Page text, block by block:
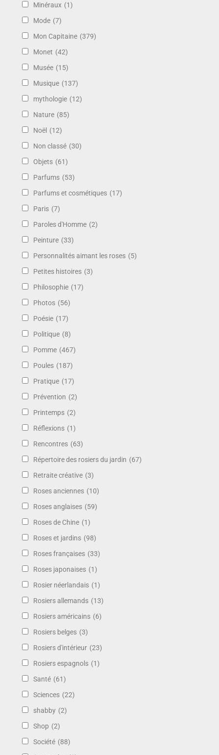
Minéraux (1)
Mode (7)
Mon Capitaine (379)
Monet (42)
Musée (15)
Musique (137)
mythologie (12)
Nature (85)
Noël (12)
Non classé (30)
Objets (61)
Parfums (53)
Parfums et cosmétiques (17)
Paris (7)
Paroles d'Homme (2)
Peinture (33)
Personnalités aimant les roses (5)
Petites histoires (3)
Philosophie (17)
Photos (56)
Poésie (17)
Politique (8)
Pomme (467)
Poules (187)
Pratique (17)
Prévention (2)
Printemps (2)
Réflexions (1)
Rencontres (63)
Répertoire des rosiers du jardin (67)
Retraite créative (3)
Roses anciennes (10)
Roses anglaises (59)
Roses de Chine (1)
Roses et jardins (98)
Roses françaises (33)
Roses japonaises (1)
Rosier néerlandais (1)
Rosiers allemands (13)
Rosiers américains (6)
Rosiers belges (3)
Rosiers d'intérieur (23)
Rosiers espagnols (1)
Santé (61)
Sciences (22)
shabby (2)
Shop (2)
Société (88)